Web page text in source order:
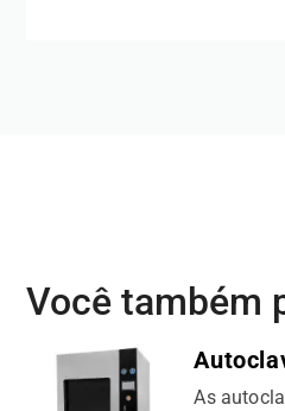
Você também
As